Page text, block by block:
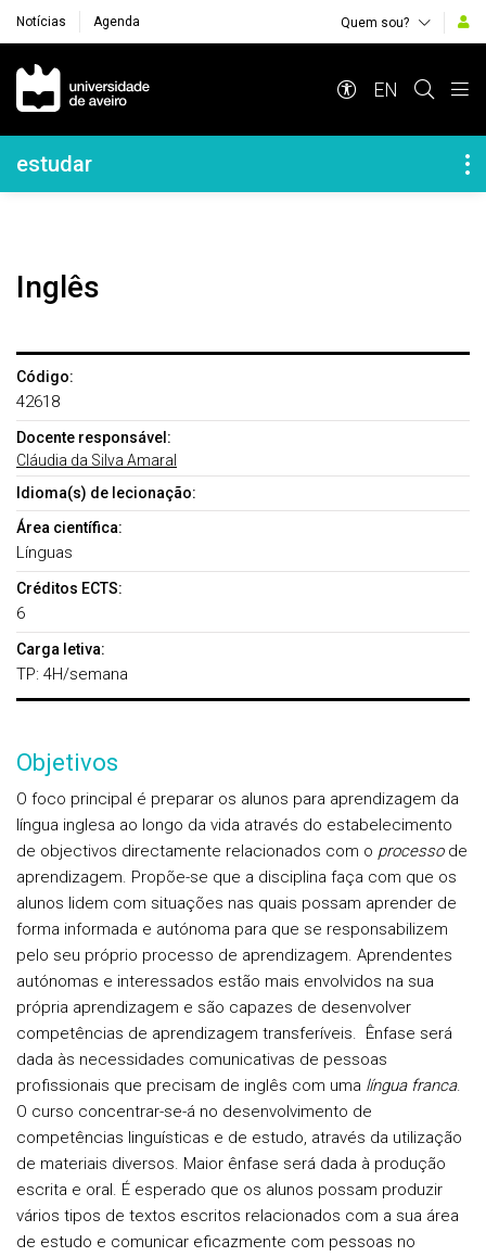
Notícias Agenda Quem sou?
Navegação Principal
EN
Navegação Lateral
estudar
Inglês
Código:
42618
Docente responsável:
Cláudia da Silva Amaral
Idioma(s) de lecionação:
Área científica:
Línguas
Créditos ECTS:
6
Carga letiva:
TP: 4H/semana
Objetivos
O foco principal é preparar os alunos para aprendizagem da
língua inglesa ao longo da vida através do estabelecimento
de objectivos directamente relacionados com o processode
aprendizagem. Propõe-se que a disciplina faça com que os
alunos lidem com situações nas quais possam aprender de
forma informada e autónoma para que se responsabilizem
pelo seu próprio processo de aprendizagem. Aprendentes
autónomas e interessados estão mais envolvidos na sua
própria aprendizagem e são capazes de desenvolver
competências de aprendizagem transferíveis. Ênfase será
dada às necessidades comunicativas de pessoas
profissionais que precisam de inglês com uma língua franca.
O curso concentrar-se-á no desenvolvimento de
competências linguísticas e de estudo, através da utilização
de materiais diversos. Maior ênfase será dada à produção
escrita e oral. É esperado que os alunos possam produzir
vários tipos de textos escritos relacionados com a sua área
de estudo e comunicar eficazmente com pessoas no